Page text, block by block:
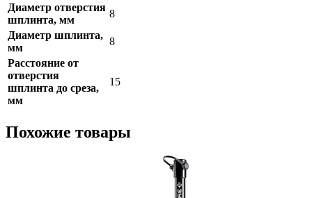
Диаметр отверстия
шплинта, мм
8
Диаметр шплинта,
мм
8
Расстояние от
отверстия
шплинта до среза,
мм
15
Похожие товары